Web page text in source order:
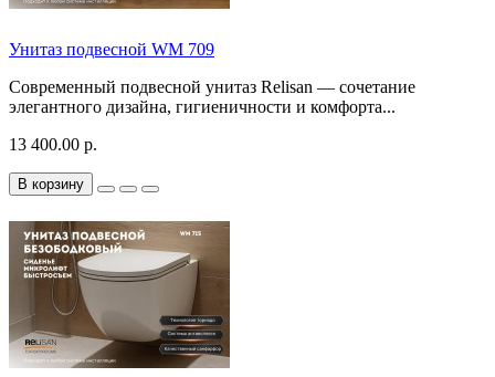
Унитаз подвесной WM 709
Современный подвесной унитаз Relisan — сочетание
элегантного дизайна, гигиеничности и комфорта...
13 400.00 р.
В корзину